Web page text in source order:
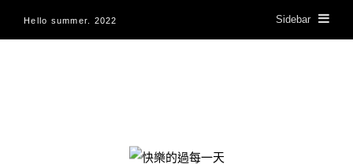
Hello summer. 2022 Sidebar
快樂的過每一天